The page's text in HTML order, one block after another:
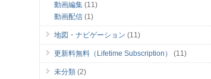
動画編集 (11)
動画配信 (1)
地図・ナビゲーション (11)
更新料無料（Lifetime Subscription） (11)
未分類 (2)